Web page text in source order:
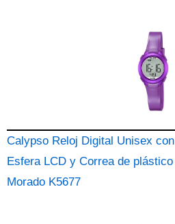
Calypso Reloj Digital Unisex con
Esfera LCD y Correa de plástico
Morado K5677